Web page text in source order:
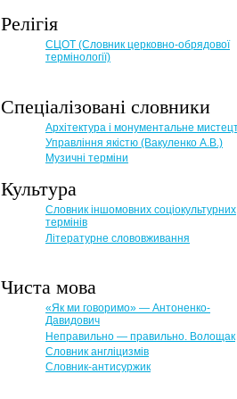
Релігія
СЦОТ (Словник церковно-обрядової
термінології)
Спеціалізовані словники
Архітектура і монументальне
Управління якістю (Вакуленко А.В.)
Музичні терміни
Культура
Словник іншомовних соціокультурних
термінів
Літературне слововживання
Чиста мова
«Як ми говоримо» — Антоненко-
Давидович
Неправильно — правильно. Волощак
Словник англіцизмів
Словник-антисуржик